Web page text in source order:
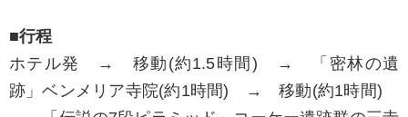
■行程
ホテル発 → 移動(約1.5時間) → 「密林の遺
跡」ベンメリア寺院(約1時間) → 移動(約1時間)